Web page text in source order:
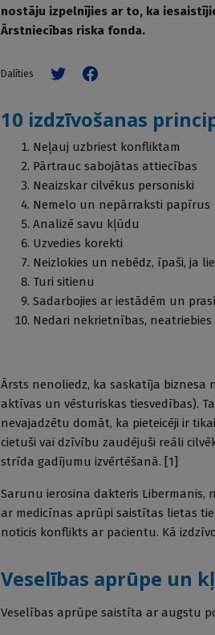
nostāju izpelnījies ar to, ka
Ārstniecības riska fonda.
Dalīties
10 izdzīvošanas
Neļauj uzbriest konfliktam
Pārtrauc sabojātas attiecības
Neaizskar cilvēkus personiski
Nemelo un nepārraksti papīrus
Analizē savu kļūdu
Uzvedies korekti
Neizlokies un nebēdz, īpaši, ja
Turi sitienu
Sadarbojies ar iestādēm un
Nedari nekrietnības, neatriebies
Ārsts nenoliedz, ka saskatīja biznesa
aktīvas un vēsturiskas tiesvedības).
nevajadzētu domāt, ka pieteicēji ir
cietuši vai dzīvību zaudējuši reāli
strīda gadījumu izvērtēšanā. [1]
Sarunu ierosina dakteris Libermanis,
ar medicīnas aprūpi saistītas lietas
noticis konflikts ar pacientu. Kā
Veselības aprūpe un
Veselības aprūpe saistīta ar augstu